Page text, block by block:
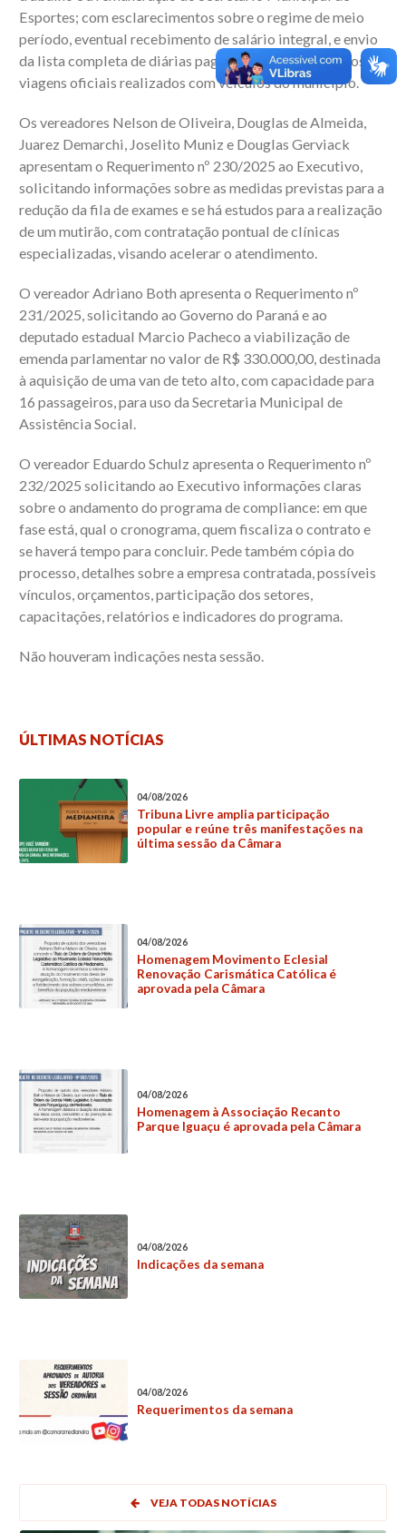
Esportes; com esclarecimentos sobre o regime de meio
período, eventual recebimento de salário integral, e envio
da lista completa de diárias pagas e dos deslocamentos e
viagens oficiais realizados com veículos do município.
Os vereadores Nelson de Oliveira, Douglas de Almeida,
Juarez Demarchi, Joselito Muniz e Douglas Gerviack
apresentam o Requerimento nº 230/2025 ao Executivo,
solicitando informações sobre as medidas previstas para a
redução da fila de exames e se há estudos para a realização
de um mutirão, com contratação pontual de clínicas
especializadas, visando acelerar o atendimento.
O vereador Adriano Both apresenta o Requerimento nº
231/2025, solicitando ao Governo do Paraná e ao
deputado estadual Marcio Pacheco a viabilização de
emenda parlamentar no valor de R$ 330.000,00, destinada
à aquisição de uma van de teto alto, com capacidade para
16 passageiros, para uso da Secretaria Municipal de
Assistência Social.
O vereador Eduardo Schulz apresenta o Requerimento nº
232/2025 solicitando ao Executivo informações claras
sobre o andamento do programa de compliance: em que
fase está, qual o cronograma, quem fiscaliza o contrato e
se haverá tempo para concluir. Pede também cópia do
processo, detalhes sobre a empresa contratada, possíveis
vínculos, orçamentos, participação dos setores,
capacitações, relatórios e indicadores do programa.
Não houveram indicações nesta sessão.
ÚLTIMAS NOTÍCIAS
04/08/2026
Tribuna Livre amplia participação
popular e reúne três manifestações na
última sessão da Câmara
04/08/2026
Homenagem Movimento Eclesial
Renovação Carismática Católica é
aprovada pela Câmara
04/08/2026
Homenagem à Associação Recanto
Parque Iguaçu é aprovada pela Câmara
04/08/2026
Indicações da semana
04/08/2026
Requerimentos da semana
VEJA TODAS NOTÍCIAS